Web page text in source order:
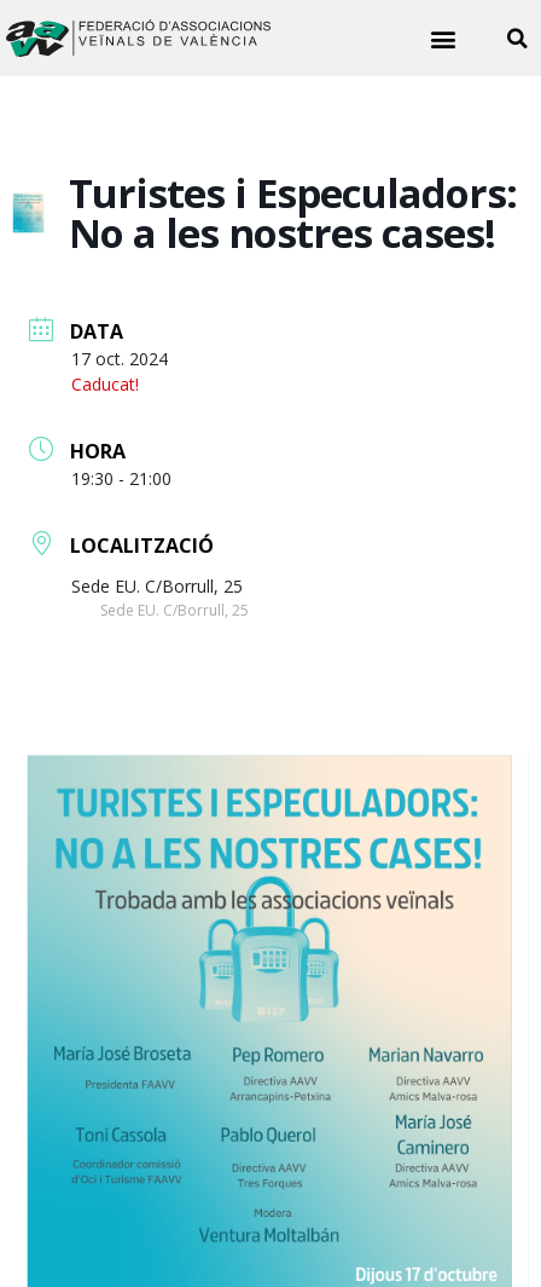
Turistes i Especuladors:
No a les nostres cases!
DATA
17 oct. 2024
Caducat!
HORA
19:30 - 21:00
LOCALITZACIÓ
Sede EU. C/Borrull, 25
Sede EU. C/Borrull, 25